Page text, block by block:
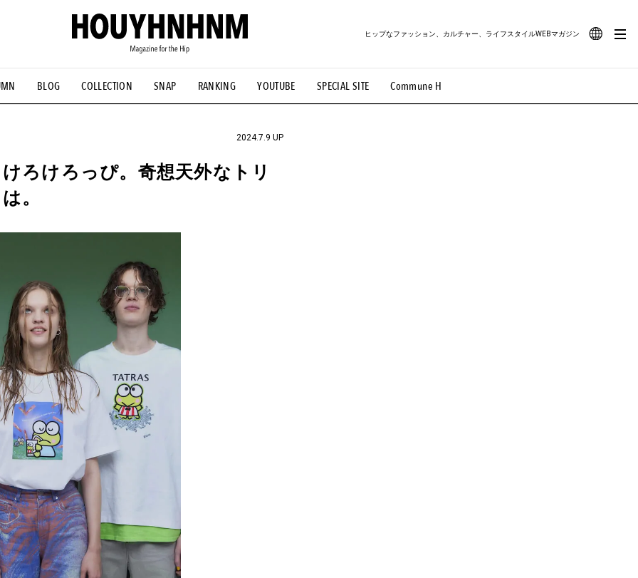
BLOG COLLECTION SNAP RANKING YOUTUBE SPECIAL SITE Commune H
ヒップなファッション、カルチャー、ライフスタイルWEBマガジン
#古着サミット #NEW VINTAGE #マイナーグッド図鑑 #路地裏てぃーん。 #MONTHLY JOURNAL
#FOCUS IT #AH.H #ととけん #FASHION #MUSIC #MOVIE #LIFESTYLE #SNEAKER #OUTDOOR
2024.7.9 UP
ろけろっぴ。奇想天外なトリ
。